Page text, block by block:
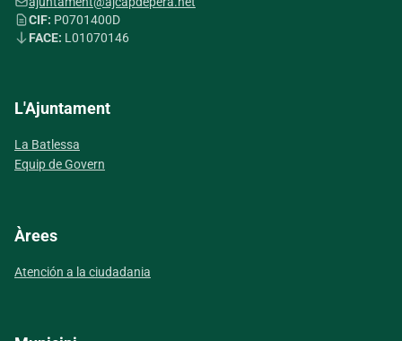
CIF: P0701400D
FACE: L01070146
L'Ajuntament
La Batlessa
Equip de Govern
Àrees
Atención a la ciudadania